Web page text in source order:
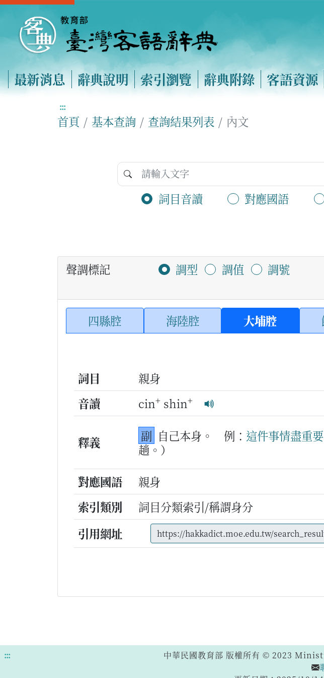
最新消息 辭典說明 索引瀏覽 辭典附錄 客語資源
:::
首頁 基本查詢 查詢結果列表 內文
詞目音讀 對應國語
聲調標記 調型 調值 調號
四縣腔 海陸腔 大埔腔
詞目
親身
音讀
cin+ shin+
釋義 副 自己本身。 例： 這件事情盡重要
趟。）
對應國語
親身
索引類別
詞目分類索引/稱謂身分
引用網址
:::
中華民國教育部 版權所有 © 2023